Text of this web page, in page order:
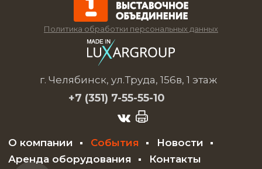
Политика обработки персональных данных
г. Челябинск, ул.Труда, 156в, 1 этаж
+7 (351) 7-55-55-10
О компании События
Новости
Аренда оборудования
Контакты